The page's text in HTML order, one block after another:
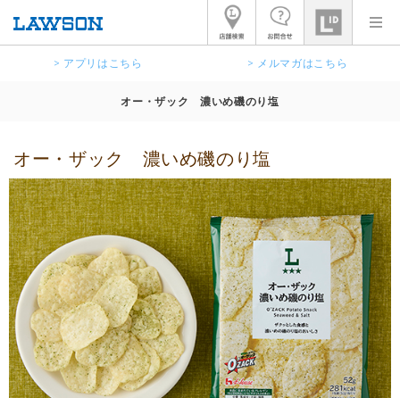
> アプリはこちら > メルマガはこちら
オー・ザック 濃いめ磯のり塩
オー・ザック 濃いめ磯のり塩